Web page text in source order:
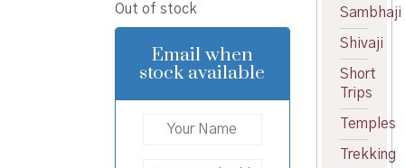
was:
₹495.00.
is:
₹450.00.
Out of stock
Email when
stock available
Sambhaji
Shivaji
Short
Trips
Temples
Trekking